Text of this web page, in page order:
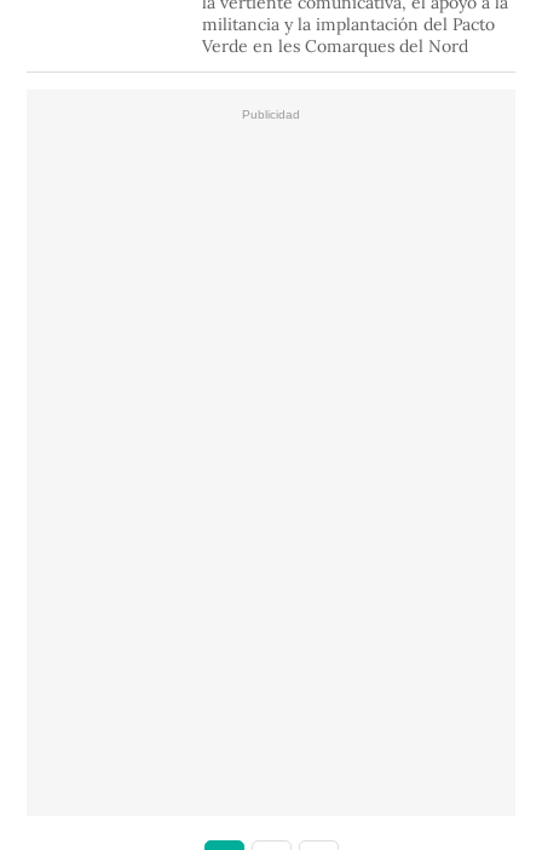
militancia y la implantación del Pacto
Verde en les Comarques del Nord